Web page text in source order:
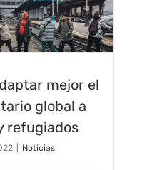
mejor el
global a
refugiados
Noticias